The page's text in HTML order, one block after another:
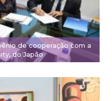
de cooperação com a
do Japão